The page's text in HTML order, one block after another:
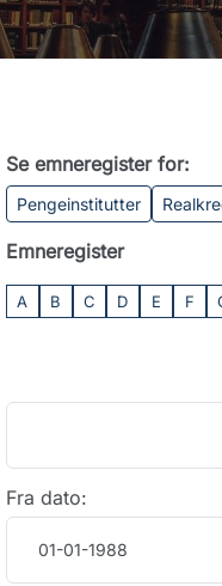
Se emneregister for:
Pengeinstitutter
Emneregister
A B C D E F
Fra dato: